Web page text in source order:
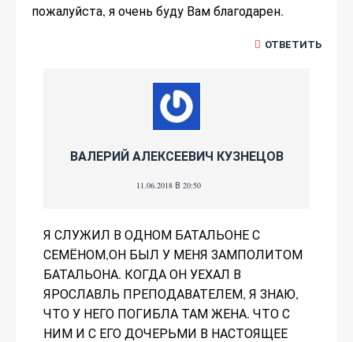
пожалуйста, я очень буду Вам благодарен.
ОТВЕТИТЬ
ВАЛЕРИЙ АЛЕКСЕЕВИЧ КУЗНЕЦОВ
11.06.2018 В 20:50
Я СЛУЖИЛ В ОДНОМ БАТАЛЬОНЕ С
СЕМЁНОМ,ОН БЫЛ У МЕНЯ ЗАМПОЛИТОМ
БАТАЛЬОНА. КОГДА ОН УЕХАЛ В
ЯРОСЛАВЛЬ ПРЕПОДАВАТЕЛЕМ, Я ЗНАЮ,
ЧТО У НЕГО ПОГИБЛА ТАМ ЖЕНА. ЧТО С
НИМ И С ЕГО ДОЧЕРЬМИ В НАСТОЯЩЕЕ